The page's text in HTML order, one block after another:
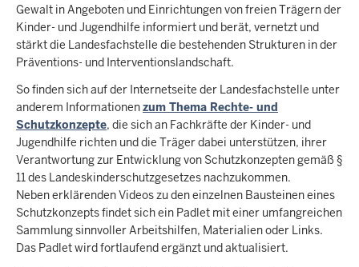
Gewalt in Angeboten und Einrichtungen von freien Trägern der
Kinder- und Jugendhilfe informiert und berät, vernetzt und
stärkt die Landesfachstelle die bestehenden Strukturen in der
Präventions- und Interventionslandschaft.
So finden sich auf der Internetseite der Landesfachstelle unter
anderem Informationenzum Thema Rechte- und
Schutzkonzepte, die sich an Fachkräfte der Kinder- und
Jugendhilfe richten und die Träger dabei unterstützen, ihrer
Verantwortung zur Entwicklung von Schutzkonzepten gemäß §
11 des Landeskinderschutzgesetzes nachzukommen.
Neben erklärenden Videos zu den einzelnen Bausteinen eines
Schutzkonzepts findet sich ein Padlet mit einer umfangreichen
Sammlung sinnvoller Arbeitshilfen, Materialien oder Links.
Das Padlet wird fortlaufend ergänzt und aktualisiert.